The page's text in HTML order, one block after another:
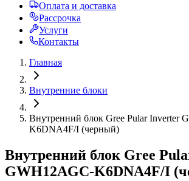
Оплата и доставка
Рассрочка
Услуги
Контакты
Главная
Внутренние блоки
Внутренний блок Gree Pular Inverter
K6DNA4F/I (черный)
Внутренний блок Gree
GWH12AGC-K6DNA4F/I